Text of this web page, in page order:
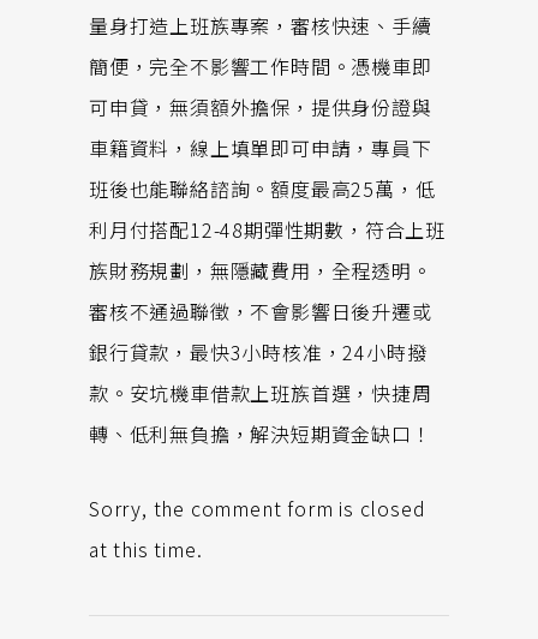
量身打造上班族專案，審核快速、手續
簡便，完全不影響工作時間。憑機車即
可申貸，無須額外擔保，提供身份證與
車籍資料，線上填單即可申請，專員下
班後也能聯絡諮詢。額度最高25萬，低
利月付搭配12-48期彈性期數，符合上班
族財務規劃，無隱藏費用，全程透明。
審核不通過聯徵，不會影響日後升遷或
銀行貸款，最快3小時核准，24小時撥
款。安坑機車借款上班族首選，快捷周
轉、低利無負擔，解決短期資金缺口！
Sorry, the comment form is closed
at this time.